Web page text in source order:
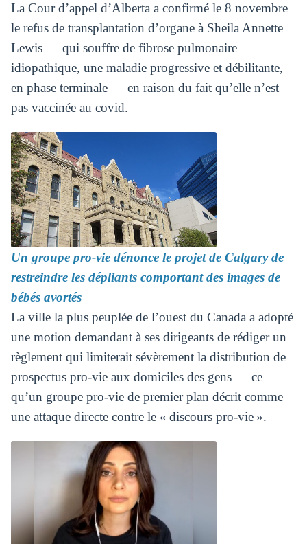
La Cour d’appel d’Alberta a confirmé le 8 novembre
le refus de transplantation d’organe à Sheila Annette
Lewis — qui souffre de fibrose pulmonaire
idiopathique, une maladie progressive et débilitante,
en phase terminale — en raison du fait qu’elle n’est
pas vaccinée au covid.
Un groupe pro-vie dénonce le projet de Calgary de
restreindre les dépliants comportant des images de
bébés avortés
La ville la plus peuplée de l’ouest du Canada a adopté
une motion demandant à ses dirigeants de rédiger un
règlement qui limiterait sévèrement la distribution de
prospectus pro-vie aux domiciles des gens — ce
qu’un groupe pro-vie de premier plan décrit comme
une attaque directe contre le « discours pro-vie ».